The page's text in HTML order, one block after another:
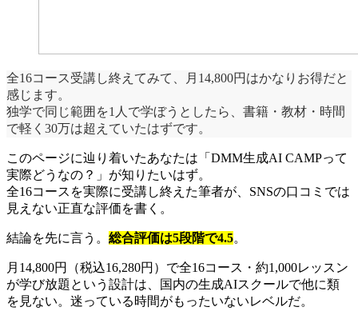
全16コース受講し終えてみて、月14,800円はかなりお得だと
感じます。
独学で同じ範囲を1人で学ぼうとしたら、書籍・教材・時間
で軽く30万は超えていたはずです。
このページに辿り着いたあなたは「DMM生成AI CAMPって
実際どうなの？」が知りたいはず。
全16コースを実際に受講し終えた筆者が、SNSの口コミでは
見えない正直な評価を書く。
結論を先に言う。 総合評価は5段階で4.5。
月14,800円（税込16,280円）で全16コース・約1,000レッスン
が学び放題という設計は、国内の生成AIスクールで他に類
を見ない。迷っている時間がもったいないレベルだ。